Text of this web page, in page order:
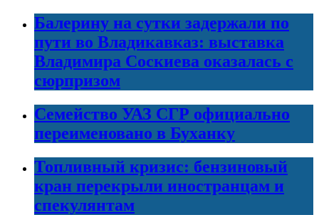
Балерину на сутки задержали по
пути во Владикавказ: выставка
Владимира Соскиева оказалась с
сюрпризом
Семейство УАЗ СГР официально
переименовано в Буханку
Топливный кризис: бензиновый
кран перекрыли иностранцам и
спекулянтам